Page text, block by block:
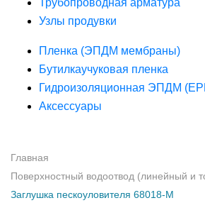
Трубопроводная арматура
Узлы продувки
Пленка (ЭПДМ мембраны)
Бутилкаучуковая пленка
Гидроизоляционная ЭПДМ
Аксессуары
Главная
Поверхностный водоотвод (линейный и
Заглушка пескоуловителя 68018-М